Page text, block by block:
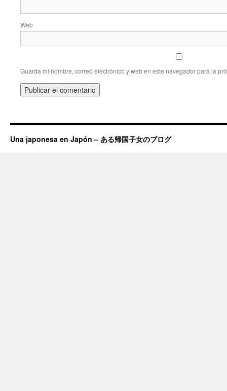
Web
Guarda mi nombre, correo electrónico y web en este navegador para la
Una japonesa en Japón – ある帰国子女のブログ